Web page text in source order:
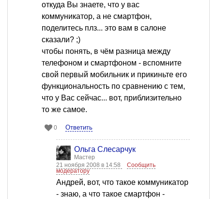
откуда Вы знаете, что у вас
коммуникатор, а не смартфон,
поделитесь плз... это вам в салоне
сказали? ;)
чтобы понять, в чём разница между
телефоном и смартфоном - вспомните
свой первый мобильник и прикиньте его
функциональность по сравнению с тем,
что у Вас сейчас... вот, приблизительно
то же самое.
0 Ответить
Ольга Слесарчук
Мастер
21 ноября 2008 в 14:58
Сообщить
модератору
Андрей, вот, что такое коммуникатор
- знаю, а что такое смартфон -